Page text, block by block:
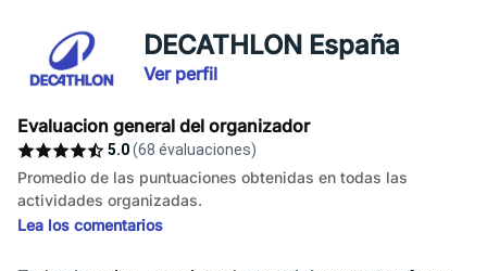
DECATHLON España
Ver perfil
Evaluacion general del organizador
5.0(68 évaluaciones)
Promedio de las puntuaciones obtenidas en todas las
actividades organizadas.
Lea los comentarios